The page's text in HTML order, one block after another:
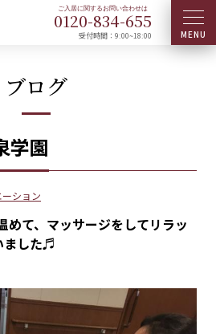
0120-834-655
受付時間：9:00~18:00
ブログ
学園
ション
めて、マッサージをしてリラッ
ました♬